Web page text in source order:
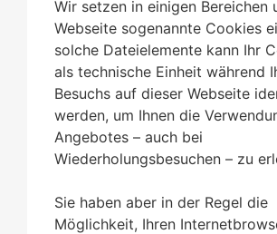
Wir setzen in einigen Bereichen
Webseite sogenannte Cookies
solche Dateielemente kann Ihr
als technische Einheit während
Besuchs auf dieser Webseite
werden, um Ihnen die
Angebotes – auch bei
Wiederholungsbesuchen – zu
Sie haben aber in der Regel die
Möglichkeit, Ihren